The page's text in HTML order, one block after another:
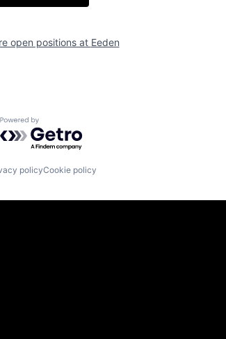
open positions at Eeden
Powered by Getro.com
policyCookie policy